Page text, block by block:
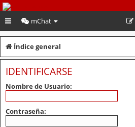
PeruVoley.com
mChat
Índice general
IDENTIFICARSE
Nombre de Usuario:
Contraseña: